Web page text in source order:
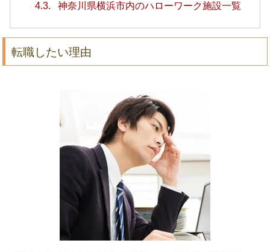
4.3. 神奈川県横浜市内のハローワーク施設一覧
転職したい理由